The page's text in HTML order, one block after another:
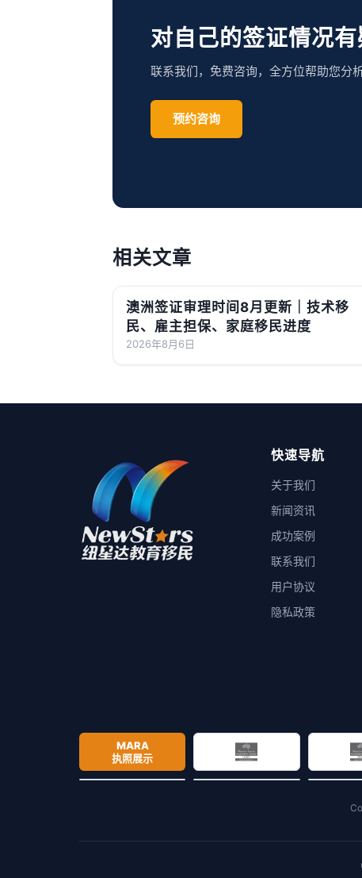
对自己的签证情况有
联系我们，免费咨询，全方位帮助您分
预约咨询
相关文章
澳洲签证审理时间8月更新｜技术移
民、雇主担保、家庭移民进度
2026年8月6日
快速导航
关于我们
新闻资讯
成功案例
联系我们
用户协议
隐私政策
MARA
执照展示